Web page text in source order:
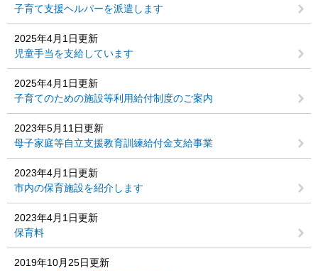
子育て支援ヘルパーを派遣します
2025年4月1日更新
児童手当を支給しています
2025年4月1日更新
子育てのための施設等利用給付制度のご案内
2023年5月11日更新
母子家庭等自立支援教育訓練給付金支給事業
2023年4月1日更新
市内の保育施設を紹介します
2023年4月1日更新
保育料
2019年10月25日更新